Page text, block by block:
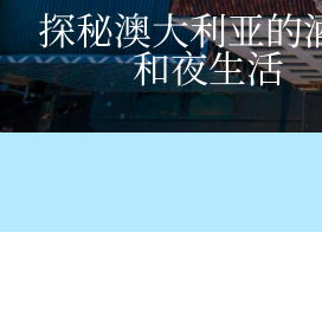
探秘澳大利亚的
和夜生活